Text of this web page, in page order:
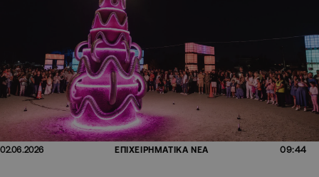
02.06.2026 ΕΠΙΧΕΙΡΗΜΑΤΙΚΑ ΝΕΑ 09:44